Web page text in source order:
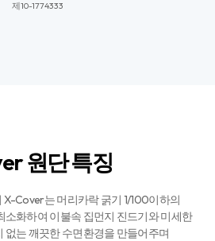
제10-1774333​​
원단 특징
Cover는 머리카락 굵기 1/100이하의
소화하여 이불속 집먼지 진드기와 미세한
없는 깨끗한 수면환경을 만들어주며